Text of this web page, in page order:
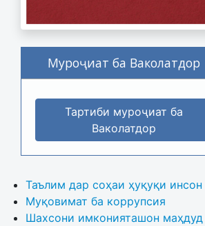
Муроҷиат ба Ваколатдор
Тартиби муроҷиат ба
Ваколатдор
Таълим дар соҳаи ҳуқуқи инсон
Муқовимат ба коррупсия
Шахсони имконияташон маҳдуд